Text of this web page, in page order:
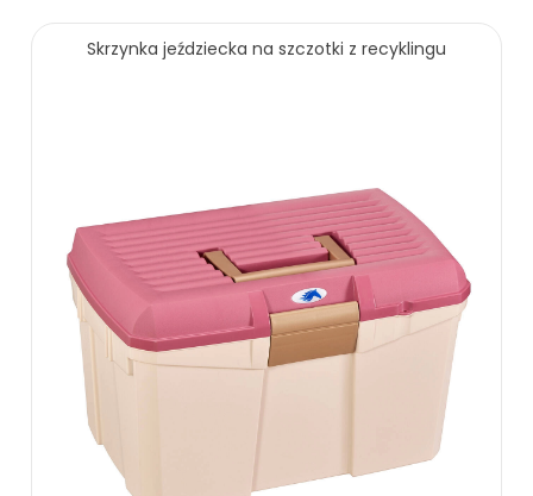
Skrzynka jeździecka na szczotki z recyklingu